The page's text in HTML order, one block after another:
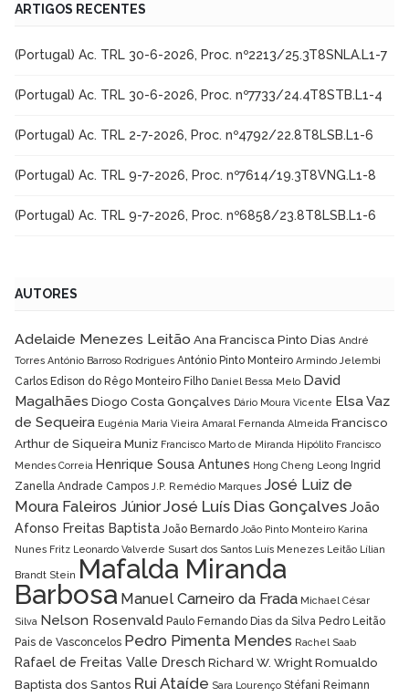
ARTIGOS RECENTES
(Portugal) Ac. TRL 30-6-2026, Proc. nº2213/25.3T8SNLA.L1-7
(Portugal) Ac. TRL 30-6-2026, Proc. nº7733/24.4T8STB.L1-4
(Portugal) Ac. TRL 2-7-2026, Proc. nº4792/22.8T8LSB.L1-6
(Portugal) Ac. TRL 9-7-2026, Proc. nº7614/19.3T8VNG.L1-8
(Portugal) Ac. TRL 9-7-2026, Proc. nº6858/23.8T8LSB.L1-6
AUTORES
Adelaide Menezes Leitão Ana Francisca Pinto Dias André
Torres António Barroso Rodrigues António Pinto Monteiro Armindo Jelembi
Carlos Edison do Rêgo Monteiro Filho Daniel Bessa Melo David
Magalhães Diogo Costa Gonçalves Dário Moura Vicente Elsa Vaz
de Sequeira Eugénia Maria Vieira Amaral Fernanda Almeida Francisco
Arthur de Siqueira Muniz Francisco Marto de Miranda Hipólito Francisco
Mendes Correia Henrique Sousa Antunes Hong Cheng Leong Ingrid
Zanella Andrade Campos J.P. Remédio Marques José Luiz de
Moura Faleiros JúniorJosé Luís Dias GonçalvesJoão
Afonso Freitas Baptista João Bernardo João Pinto Monteiro Karina
Nunes Fritz Leonardo Valverde Susart dos Santos Luís Menezes Leitão Lílian
Brandt Stein Mafalda Miranda
Barbosa Manuel Carneiro da Frada Michael César
Silva Nelson Rosenvald Paulo Fernando Dias da Silva Pedro Leitão
Pais de Vasconcelos Pedro Pimenta Mendes Rachel Saab
Rafael de Freitas Valle Dresch Richard W. WrightRomualdo
Baptista dos Santos Rui Ataíde Sara Lourenço Stéfani Reimann